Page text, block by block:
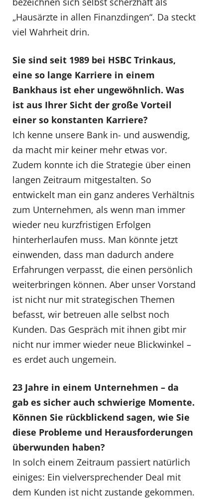
„Hausärzte in allen Finanzdingen“. Da steckt
viel Wahrheit drin.
Sie sind seit 1989 bei HSBC Trinkaus,
eine so lange Karriere in einem
Bankhaus ist eher ungewöhnlich. Was
ist aus Ihrer Sicht der große Vorteil
einer so konstanten Karriere?
Ich kenne unsere Bank in- und auswendig,
da macht mir keiner mehr etwas vor.
Zudem konnte ich die Strategie über einen
langen Zeitraum mitgestalten. So
entwickelt man ein ganz anderes Verhältnis
zum Unternehmen, als wenn man immer
wieder neu kurzfristigen Erfolgen
hinterherlaufen muss. Man könnte jetzt
einwenden, dass man dadurch andere
Erfahrungen verpasst, die einen persönlich
weiterbringen können. Aber unser Vorstand
ist nicht nur mit strategischen Themen
befasst, wir betreuen alle selbst noch
Kunden. Das Gespräch mit ihnen gibt mir
nicht nur immer wieder neue Blickwinkel –
es erdet auch ungemein.
23 Jahre in einem Unternehmen – da
gab es sicher auch schwierige Momente.
Können Sie rückblickend sagen, wie Sie
diese Probleme und Herausforderungen
überwunden haben?
In solch einem Zeitraum passiert natürlich
einiges: Ein vielversprechender Deal mit
dem Kunden ist nicht zustande gekommen.